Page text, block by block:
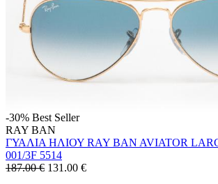
-30% Best Seller
RAY BAN
ΓΥΑΛΙΑ ΗΛΙΟΥ RAY BAN AVIATOR
001/3F 5514
187.00 € 131.00 €